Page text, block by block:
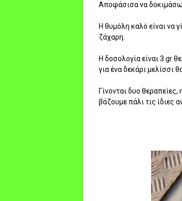
Αποφάσισα να
Η θυμόλη καλό είναι να
ζάχαρη.
Η δοσολογία είναι 3 gr
για ένα δεκάρι μελίσσι
Γίνονται δυο
βάζουμε πάλι τις ίδιες